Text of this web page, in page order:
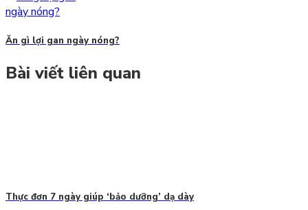
Ăn gì lợi gan ngày nóng?
Bài viết liên quan
Thực đơn 7 ngày giúp ‘bảo dưỡng’ dạ dày